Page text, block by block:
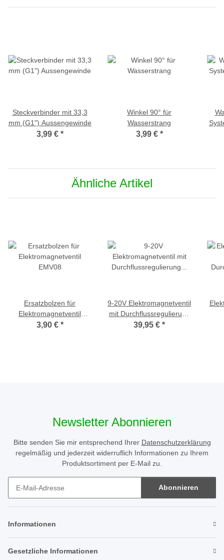
Steckverbinder mit 33,3
mm (G1") Aussengewinde
3,99 € *
Winkel 90° für
Wasserstrang
3,99 € *
Ähnliche Artikel
Ersatzbolzen für
Elektromagnetventil
EMV08
3,90 € *
9-20V Elektromagnetventil
mit Durchflussregulierung
Regenmeister
39,95 € *
Newsletter Abonnieren
Bitte senden Sie mir entsprechend Ihrer Datenschutzerklärung
regelmäßig und jederzeit widerruflich Informationen zu Ihrem
Produktsortiment per E-Mail zu.
Abonnieren
Informationen
Gesetzliche Informationen